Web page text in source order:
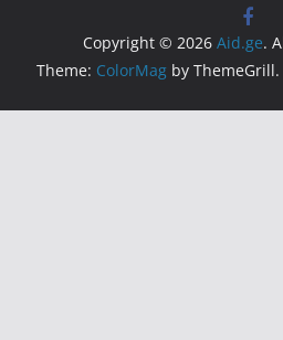
Copyright © 2026 Aid.ge.
Theme: ColorMag by